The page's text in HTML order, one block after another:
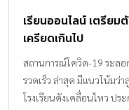
เรียนออนไลน์ เตรียม
เครียดเกินไป
สถานการณ์โควิด-19 ระล
รวดเร็ว ล่าสุด มีแนวโน้มว่
โรงเรียนดังเคลื่อนไหว ปร